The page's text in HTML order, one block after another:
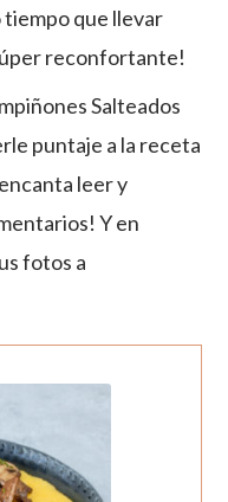
tiempo que llevar
reconfortante!
Salteados
puntaje a la receta
leer y
Y en
fotos a